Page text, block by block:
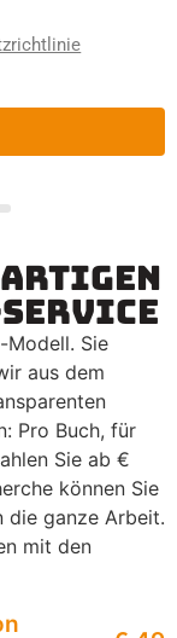
Service
Sie
aus dem
Pro Buch, für
Sie ab €
können Sie
die ganze Arbeit.
mit den